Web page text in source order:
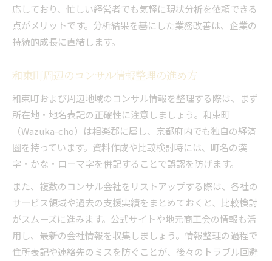
応しており、忙しい経営者でも気軽に現状分析を依頼できる
点がメリットです。分析結果を基にした業務改善は、企業の
持続的成長に直結します。
和束町周辺のコンサル情報整理の進め方
和束町および周辺地域のコンサル情報を整理する際は、まず
所在地・地名表記の正確性に注意しましょう。和束町
（Wazuka-cho）は相楽郡に属し、京都府内でも独自の経済
圏を持っています。資料作成や比較検討時には、町名の漢
字・かな・ローマ字を併記することで誤認を防げます。
また、複数のコンサル会社をリストアップする際は、各社の
サービス領域や過去の支援実績をまとめておくと、比較検討
がスムーズに進みます。公式サイトや地元商工会の情報も活
用し、最新の会社情報を収集しましょう。情報整理の過程で
住所表記や連絡先のミスを防ぐことが、後々のトラブル回避